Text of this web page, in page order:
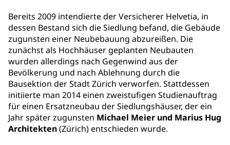
Bereits 2009 intendierte der Versicherer Helvetia, in
dessen Bestand sich die Siedlung befand, die Gebäude
zugunsten einer Neubebauung abzureißen. Die
zunächst als Hochhäuser geplanten Neubauten
wurden allerdings nach Gegenwind aus der
Bevölkerung und nach Ablehnung durch die
Bausektion der Stadt Zürich verworfen. Stattdessen
initiierte man 2014 einen zweistufigen Studienauftrag
für einen Ersatzneubau der Siedlungshäuser, der ein
Jahr später zugunsten Michael Meier und Marius Hug
Architekten(Zürich) entschieden wurde.